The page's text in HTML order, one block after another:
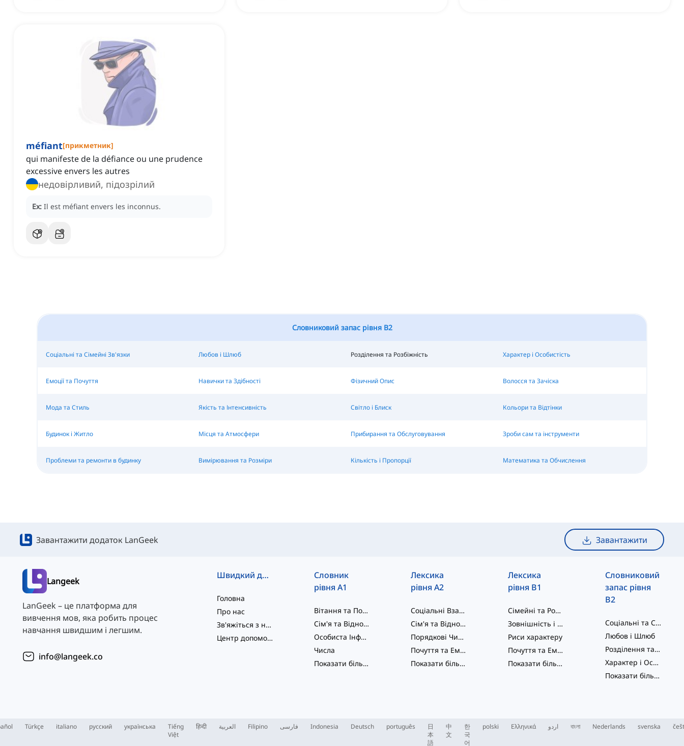
méfiant[прикметник]
qui manifeste de la défiance ou une prudence
excessive envers les autres
недовірливий, підозрілий
Ex: Il est méfiant envers les inconnus.
Словниковий запас рівня B2
Соціальні та Сімейні Зв'язки Любов і Шлюб Розділення та Розбіжність Характер і Особистість
Емоції та Почуття Навички та Здібності Фізичний Опис Волосся та Зачіска
Мода та Стиль Якість та Інтенсивність Світло і Блиск Кольори та Відтінки
Будинок і Житло Місця та Атмосфери Прибирання та Обслуговування Зроби сам та інструменти
Проблеми та ремонти в будинку Вимірювання та Розміри Кількість і Пропорції Математика та Обчислення
Завантажити додаток LanGeek Завантажити
Langeek
LanGeek – це платформа для
вивчення мов, яка робить процес
навчання швидшим і легшим.
info@langeek.co
Швидкий доступ
Головна
Про нас
Зв'яжіться з нами
Центр допомоги
Словник
рівня A1
Вітання та Початкові Слова
Сім'я та Відносини
Особиста Інформація
Числа
Показати більше
Лексика
рівня A2
Соціальні Взаємодії
Сім'я та Відносини
Порядкові Числа
Почуття та Емоції
Показати більше
Лексика
рівня B1
Сімейні та Романтичні Відносини
Зовнішність і Шарм
Риси характеру
Почуття та Емоції
Показати більше
Словниковий
запас рівня
B2
Соціальні та Сімейні Зв'язки
Любов і Шлюб
Розділення та Розбіжність
Характер і Особистість
Показати більше
Türkçe italiano русский українська
Tiếng
Việt
हिन्दी العربية Filipino فارسی Indonesia Deutsch português
日
本
語
中
文
한
국
어
polski Ελληνικά اردو বাংলা Nederlands svenska